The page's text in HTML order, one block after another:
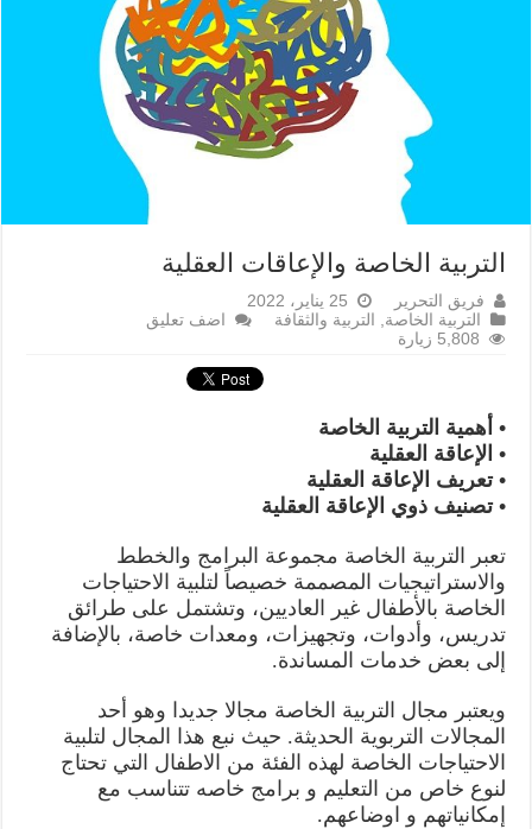
التربية الخاصة والإعاقات العقلية
فريق التحرير
25 يناير، 2022
التربية الخاصة, التربية والثقافة
اضف تعليق
5,808 زيارة
• أهمية التربية الخاصة
• الإعاقة العقلية
• تعريف الإعاقة العقلية
• تصنيف ذوي الإعاقة العقلية
تعبر التربية الخاصة مجموعة البرامج والخطط
والاستراتيجيات المصممة خصيصاً لتلبية الاحتياجات
الخاصة بالأطفال غير العاديين، وتشتمل على طرائق
تدريس، وأدوات، وتجهيزات، ومعدات خاصة، بالإضافة
إلى بعض خدمات المساندة.
ويعتبر مجال التربية الخاصة مجالا جديدا وهو أحد
المجالات التربوية الحديثة. حيث نبع هذا المجال لتلبية
الاحتياجات الخاصة لهذه الفئة من الاطفال التي تحتاج
لنوع خاص من التعليم و برامج خاصه تتناسب مع
إمكانياتهم و اوضاعهم.